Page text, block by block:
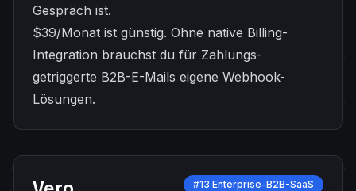
Gespräch ist.
$39/Monat ist günstig. Ohne native Billing-
Integration brauchst du für Zahlungs-
getriggerte B2B-E-Mails eigene Webhook-
Lösungen.
#13 Enterprise-B2B-SaaS